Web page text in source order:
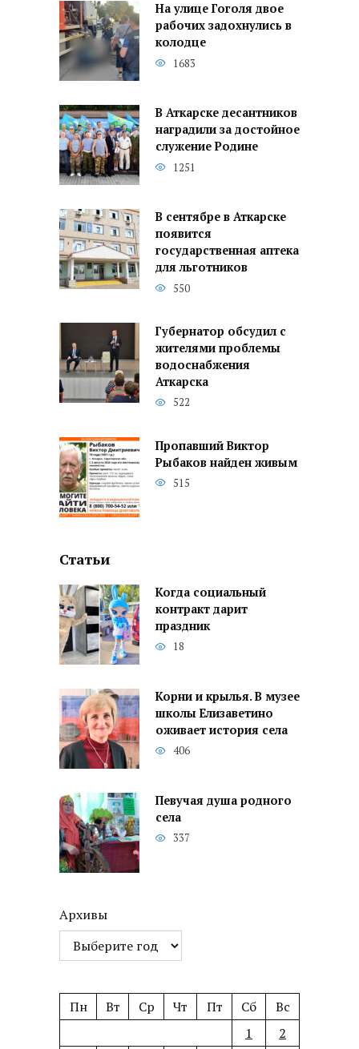
На улице Гоголя двое
рабочих задохнулись в
колодце
1683
В Аткарске десантников
наградили за достойное
служение Родине
1251
В сентябре в Аткарске
появится
государственная аптека
для льготников
550
Губернатор обсудил с
жителями проблемы
водоснабжения
Аткарска
522
Пропавший Виктор
Рыбаков найден живым
515
Статьи
Когда социальный
контракт дарит
праздник
18
Корни и крылья. В музее
школы Елизаветино
оживает история села
406
Певучая душа родного
села
337
Архивы
Пн Вт Ср Чт Пт Сб
Вс
1
2